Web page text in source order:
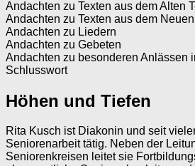
Andachten zu Texten aus dem Alten
Andachten zu Texten aus dem
Andachten zu Liedern
Andachten zu Gebeten
Andachten zu besonderen Anlässen
Schlusswort
Höhen und Tiefen
Rita Kusch ist Diakonin und seit
Seniorenarbeit tätig. Neben der
Seniorenkreisen leitet sie